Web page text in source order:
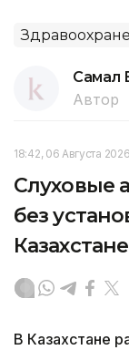
Самал
Автор
18:42, 06 Августа 2026
Слуховые
без
Казахстане
В Казахстане